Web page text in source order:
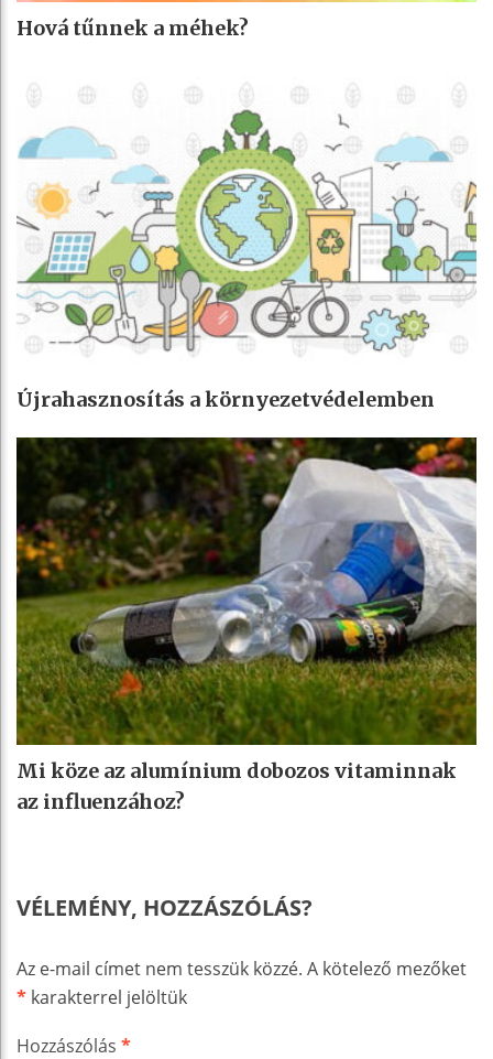
Hová tűnnek a méhek?
Újrahasznosítás a környezetvédelemben
Mi köze az alumínium dobozos vitaminnak
az influenzához?
VÉLEMÉNY, HOZZÁSZÓLÁS?
Az e-mail címet nem tesszük közzé. A kötelező mezőket
* karakterrel jelöltük
Hozzászólás *